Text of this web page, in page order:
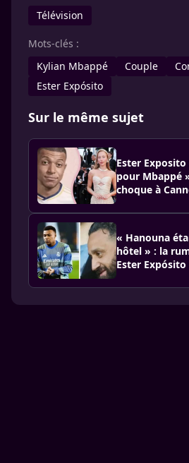
Télévision
Mots-clés :
Kylian Mbappé
Couple
Ester Expósito
Sur le même sujet
Ester
pour Mbappé
choque à
« Hanouna
hôtel » : la
Ester